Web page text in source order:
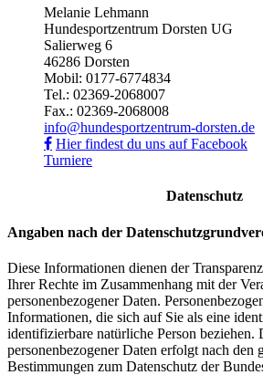
Melanie Lehmann
Hundesportzentrum Dorsten UG
Salierweg 6
46286 Dorsten
Mobil: 0177-6774834
Tel.: 02369-2068007
Fax.: 02369-2068008
info@hundesportzentrum-dorsten.de
Hier findest du uns auf Facebook
Turniere
Datenschutz
Angaben nach der
Diese Informationen dienen der
Ihrer Rechte im Zusammenhang mit der
personenbezogener Daten.
Informationen, die sich auf Sie als eine
identifizierbare natürliche Person beziehen.
personenbezogener Daten erfolgt nach den
Bestimmungen zum Datenschutz der